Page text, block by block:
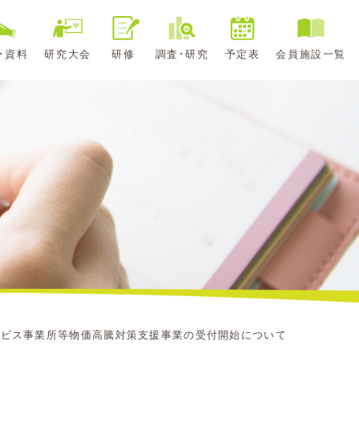
資料 研究大会 研修 調査･研究 予定表 会員施設一覧
ス事業所等物価高騰対策支援事業の受付開始について